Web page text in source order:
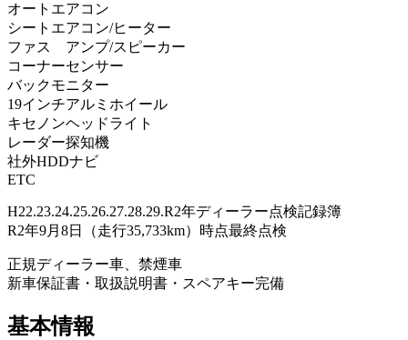
オートエアコン
シートエアコン/ヒーター
ファス アンプ/スピーカー
コーナーセンサー
バックモニター
19インチアルミホイール
キセノンヘッドライト
レーダー探知機
社外HDDナビ
ETC
H22.23.24.25.26.27.28.29.R2年ディーラー点検記録簿
R2年9月8日（走行35,733km）時点最終点検
正規ディーラー車、禁煙車
新車保証書・取扱説明書・スペアキー完備
基本情報